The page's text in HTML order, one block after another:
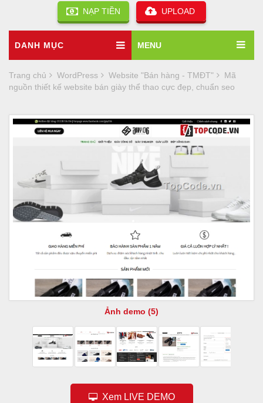
NẠP TIỀN UPLOAD
DANH MỤC MENU
Trang chủ WordPress Website "Bán hàng - TMĐT"
Mã
nguồn thiết kế website bán giày thể thao cực đẹp, chuẩn seo
Ảnh demo (5)
Xem LIVE DEMO